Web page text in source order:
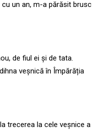
un an, m-a părăsit brusc
de fiul ei și de tata.
veșnică în Împărăția
trecerea la cele veșnice a